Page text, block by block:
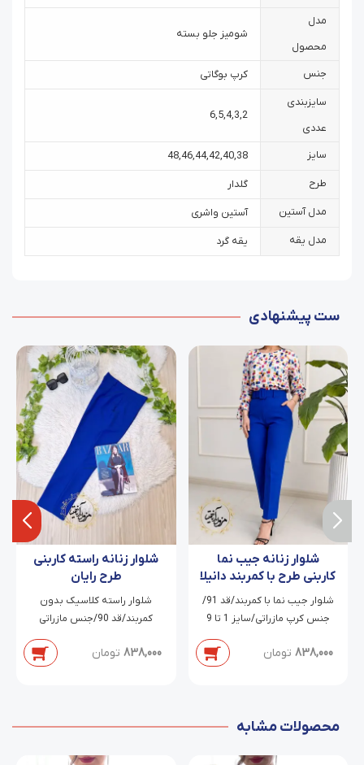
مدل
محصول
شومیز جلو بسته
جنس کرپ بوگاتی
سایزبندی
عددی
2
,
3
,
4
,
5
,
6
سایز 38
,
40
,
42
,
44
,
46
,
48
طرح گلدار
مدل آستین آستین واشری
مدل یقه یقه گرد
ست پیشنهادی
شلوار زنانه جیب نما
کاربنی طرح با کمربند دانیلا
شلوار جیب نما با کمربند/قد 91/
جنس کرپ مازراتی/سایز 1 تا 9
838,000 تومان
شلوار زنانه راسته کاربنی
طرح رایان
شلوار راسته کلاسیک بدون
کمربند/قد 90/جنس مازراتی
838,000 تومان
محصولات مشابه